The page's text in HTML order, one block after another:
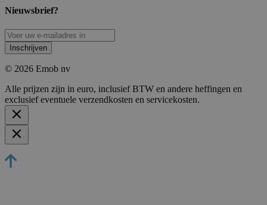
Nieuwsbrief?
Inschrijven
© 2026 Emob nv
Alle prijzen zijn in euro, inclusief BTW en andere heffingen en
exclusief eventuele verzendkosten en servicekosten.